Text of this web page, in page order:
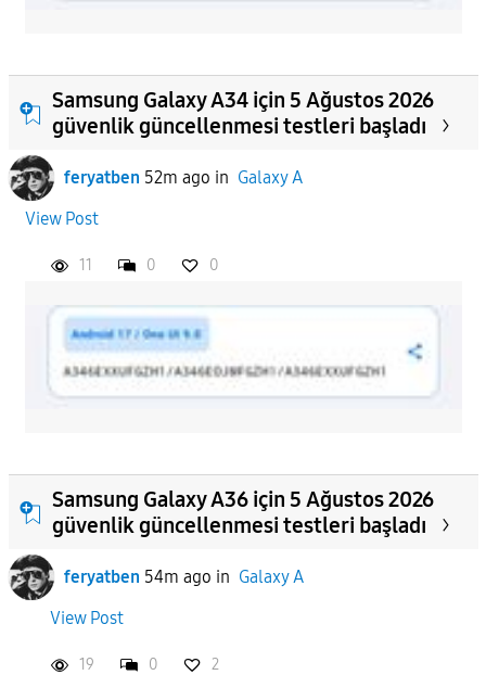
Samsung Galaxy A34 için 5 Ağustos 2026
güvenlik güncellenmesi testleri başladı
feryatben 52m ago in Galaxy A
View Post
11 0 0
Samsung Galaxy A36 için 5 Ağustos 2026
güvenlik güncellenmesi testleri başladı
feryatben 54m ago in Galaxy A
View Post
19 0 2